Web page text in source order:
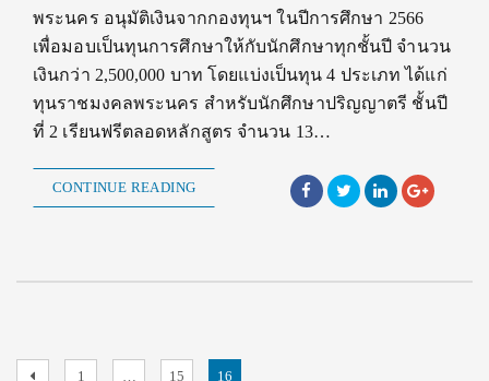
พระนคร อนุมัติเงินจากกองทุนฯ ในปีการศึกษา 2566
เพื่อมอบเป็นทุนการศึกษาให้กับนักศึกษาทุกชั้นปี จำนวน
เงินกว่า 2,500,000 บาท โดยแบ่งเป็นทุน 4 ประเภท ได้แก่
ทุนราชมงคลพระนคร สำหรับนักศึกษาปริญญาตรี ชั้นปี
ที่ 2 เรียนฟรีตลอดหลักสูตร จำนวน 13…
CONTINUE READING
PreviousPage
1 Page
15 Page
16